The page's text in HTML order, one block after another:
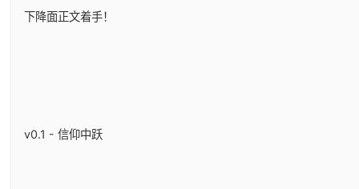
下降面正文着手！
v0.1 - 信仰中跃